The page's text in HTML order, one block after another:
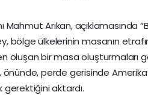
Arıkan, açıklamasında
bölge ülkelerinin masanın
oluşan bir masa oluşturmaları
perde gerisinde
gerektiğini aktardı.